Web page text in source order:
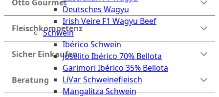
Deutsches Wagyu
Irish Veire F1 Wagyu Beef
Schwein
Ibérico Schwein
Joselito Ibérico 70% Bellota
Garimori Ibérico 35% Bellota
LiVar Schweinefleisch
Mangalitza Schwein
Otto Gourmet
Fleischkompetenz
Sicher Einkaufen
Beratung